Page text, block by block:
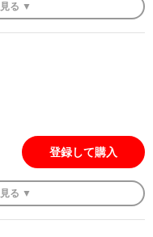
見る ▼
登録して購入
見る ▼